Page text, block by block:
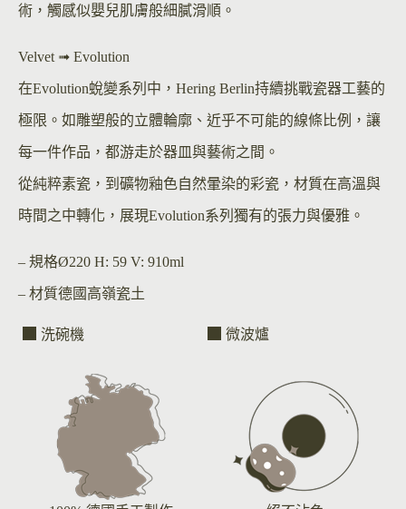
術，觸感似嬰兒肌膚般細膩滑順。
Velvet ➟ Evolution
在Evolution蛻變系列中，Hering Berlin持續挑戰瓷器工藝的
極限。如雕塑般的立體輪廓、近乎不可能的線條比例，讓
每一件作品，都游走於器皿與藝術之間。
從純粹素瓷，到礦物釉色自然暈染的彩瓷，材質在高溫與
時間之中轉化，展現Evolution系列獨有的張力與優雅。
– 規格Ø220 H: 59 V: 910ml
– 材質德國高嶺瓷土
洗碗機 微波爐